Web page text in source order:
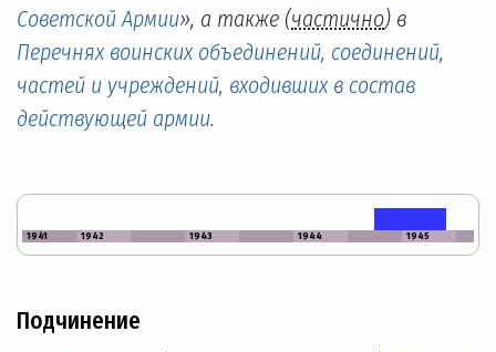
Советской Армии», а также (частично) в
Перечнях воинских объединений, соединений,
частей и учреждений, входивших в состав
действующей армии.
1941 1942 1943 1944 1945
Подчинение